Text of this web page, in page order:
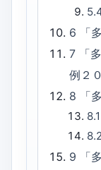
6
「
7
「
例２
8
「
8.1
8.2
9
「